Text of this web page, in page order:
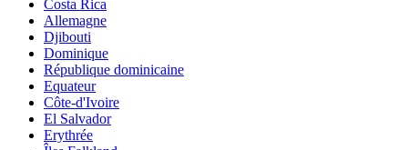
Costa Rica
Allemagne
Djibouti
Dominique
République dominicaine
Equateur
Côte-d'Ivoire
El Salvador
Erythrée